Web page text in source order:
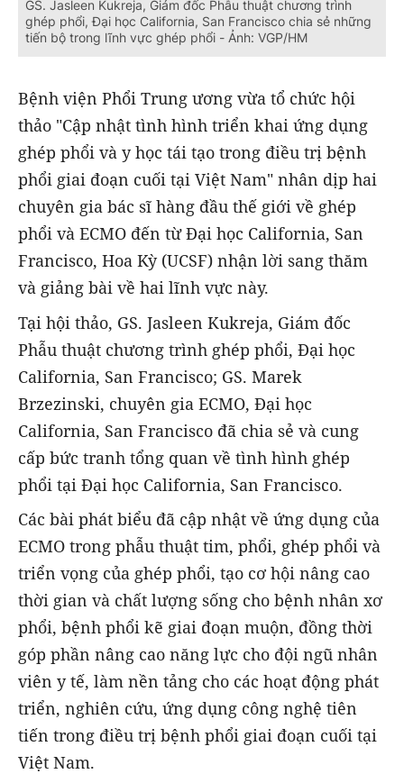
GS. Jasleen Kukreja, Giám đốc Phẫu thuật chương trình
ghép phổi, Đại học California, San Francisco chia sẻ những
tiến bộ trong lĩnh vực ghép phổi - Ảnh: VGP/HM
Bệnh viện Phổi Trung ương vừa tổ chức hội
thảo "Cập nhật tình hình triển khai ứng dụng
ghép phổi và y học tái tạo trong điều trị bệnh
phổi giai đoạn cuối tại Việt Nam" nhân dịp hai
chuyên gia bác sĩ hàng đầu thế giới về ghép
phổi và ECMO đến từ Đại học California, San
Francisco, Hoa Kỳ (UCSF) nhận lời sang thăm
và giảng bài về hai lĩnh vực này.
Tại hội thảo, GS. Jasleen Kukreja, Giám đốc
Phẫu thuật chương trình ghép phổi, Đại học
California, San Francisco; GS. Marek
Brzezinski, chuyên gia ECMO, Đại học
California, San Francisco đã chia sẻ và cung
cấp bức tranh tổng quan về tình hình ghép
phổi tại Đại học California, San Francisco.
Các bài phát biểu đã cập nhật về ứng dụng của
ECMO trong phẫu thuật tim, phổi, ghép phổi và
triển vọng của ghép phổi, tạo cơ hội nâng cao
thời gian và chất lượng sống cho bệnh nhân xơ
phổi, bệnh phổi kẽ giai đoạn muộn, đồng thời
góp phần nâng cao năng lực cho đội ngũ nhân
viên y tế, làm nền tảng cho các hoạt động phát
triển, nghiên cứu, ứng dụng công nghệ tiên
tiến trong điều trị bệnh phổi giai đoạn cuối tại
Việt Nam.